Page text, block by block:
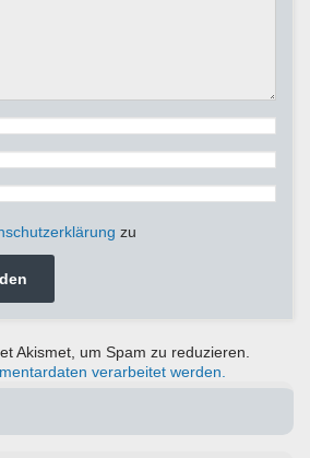
zu
Akismet, um Spam zu reduzieren.
verarbeitet werden.